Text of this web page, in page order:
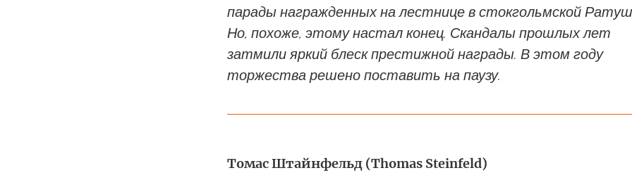
парады награжденных на лестнице в стокгольмской
Но, похоже, этому настал конец. Скандалы прошлых лет
затмили яркий блеск престижной награды. В этом году
торжества решено поставить на паузу.
Томас Штайнфельд (Thomas Steinfeld)